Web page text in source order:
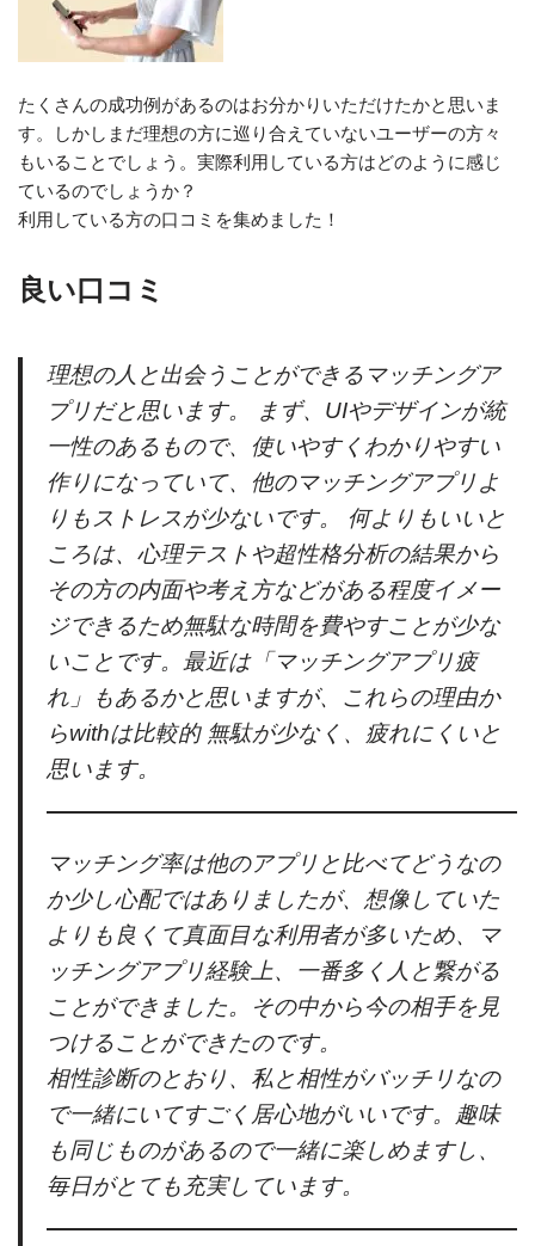
たくさんの成功例があるのはお分かりいただけたかと思いま
す。しかしまだ理想の方に巡り合えていないユーザーの方々
もいることでしょう。実際利用している方はどのように感じ
ているのでしょうか？
利用している方の口コミを集めました！
良い口コミ
理想の人と出会うことができるマッチングア
プリだと思います。 まず、UIやデザインが統
一性のあるもので、使いやすくわかりやすい
作りになっていて、他のマッチングアプリよ
りもストレスが少ないです。 何よりもいいと
ころは、心理テストや超性格分析の結果から
その方の内面や考え方などがある程度イメー
ジできるため無駄な時間を費やすことが少な
いことです。最近は「マッチングアプリ疲
れ」もあるかと思いますが、これらの理由か
らwithは比較的 無駄が少なく、疲れにくいと
思います。
マッチング率は他のアプリと比べてどうなの
か少し心配ではありましたが、想像していた
よりも良くて真面目な利用者が多いため、マ
ッチングアプリ経験上、一番多く人と繋がる
ことができました。その中から今の相手を見
つけることができたのです。
相性診断のとおり、私と相性がバッチリなの
で一緒にいてすごく居心地がいいです。趣味
も同じものがあるので一緒に楽しめますし、
毎日がとても充実しています。